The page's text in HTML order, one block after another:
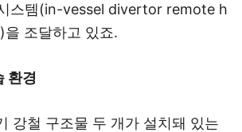
스템(in-vessel divertor remote h
조달하고 있죠.
환경
강철 구조물 두 개가 설치돼 있는